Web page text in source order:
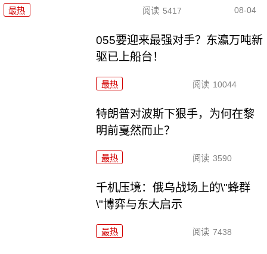
最热 阅读 5417 08-04
055要迎来最强对手？东瀛万吨新
驱已上船台！
最热 阅读 10044
特朗普对波斯下狠手，为何在黎
明前戛然而止？
最热 阅读 3590
千机压境：俄乌战场上的\"蜂群
\"博弈与东大启示
最热 阅读 7438